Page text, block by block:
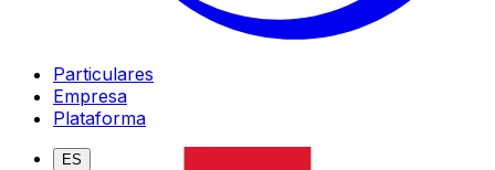
Particulares
Empresa
Plataforma
ES